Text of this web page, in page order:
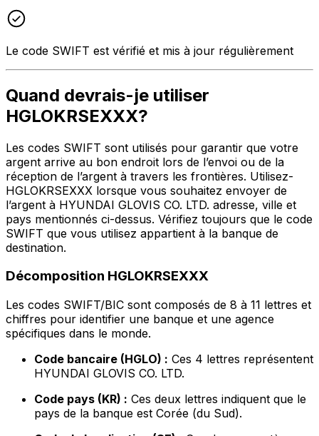
Le code SWIFT est vérifié et mis à jour régulièrement
Quand devrais-je utiliser
HGLOKRSEXXX?
Les codes SWIFT sont utilisés pour garantir que votre
argent arrive au bon endroit lors de l’envoi ou de la
réception de l’argent à travers les frontières. Utilisez-
HGLOKRSEXXX lorsque vous souhaitez envoyer de
l’argent à HYUNDAI GLOVIS CO. LTD. adresse, ville et
pays mentionnés ci-dessus. Vérifiez toujours que le code
SWIFT que vous utilisez appartient à la banque de
destination.
Décomposition HGLOKRSEXXX
Les codes SWIFT/BIC sont composés de 8 à 11 lettres et
chiffres pour identifier une banque et une agence
spécifiques dans le monde.
Code bancaire (HGLO) : Ces 4 lettres représentent
HYUNDAI GLOVIS CO. LTD.
Code pays (KR) : Ces deux lettres indiquent que le
pays de la banque est Corée (du Sud).